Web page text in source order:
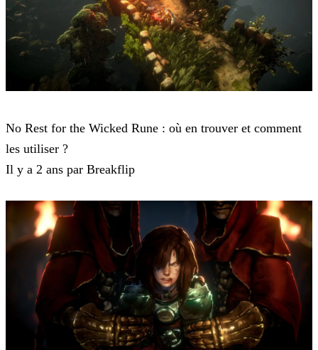
No Rest for the Wicked Rune : où en trouver et comment
les utiliser ?
Il y a 2 ans par Breakflip